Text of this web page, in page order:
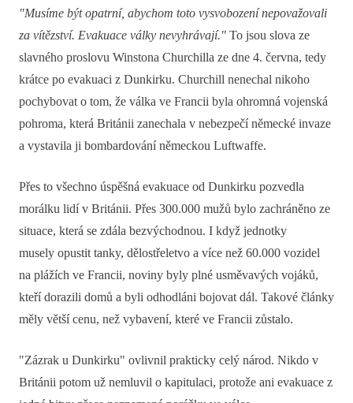
"Musíme být opatrní, abychom toto vysvobození nepovažovali
za vítězství. Evakuace války nevyhrávají." To jsou slova ze
slavného proslovu Winstona Churchilla ze dne 4. června, tedy
krátce po evakuaci z Dunkirku. Churchill nenechal nikoho
pochybovat o tom, že válka ve Francii byla ohromná vojenská
pohroma, která Británii zanechala v nebezpečí německé invaze
a vystavila ji bombardování německou Luftwaffe.
Přes to všechno úspěšná evakuace od Dunkirku pozvedla
morálku lidí v Británii. Přes 300.000 mužů bylo zachráněno ze
situace, která se zdála bezvýchodnou. I když jednotky
musely opustit tanky, dělostřeletvo a více než 60.000 vozidel
na plážích ve Francii, noviny byly plné usměvavých vojáků,
kteří dorazili domů a byli odhodláni bojovat dál. Takové články
měly větší cenu, než vybavení, které ve Francii zůstalo.
"Zázrak u Dunkirku" ovlivnil prakticky celý národ. Nikdo v
Británii potom už nemluvil o kapitulaci, protože ani evakuace z